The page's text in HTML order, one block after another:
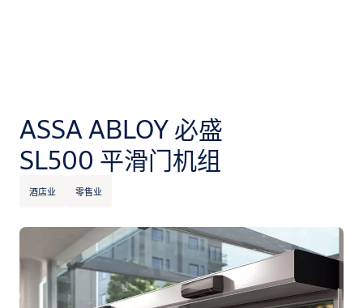
ASSA ABLOY 必盛
SL500 平滑门机组
酒店业 零售业